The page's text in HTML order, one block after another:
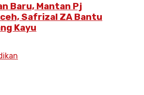
Baru, Mantan Pj
Safrizal ZA Bantu
Kayu